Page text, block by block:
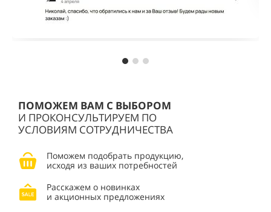
ПОМОЖЕМ ВАМ С ВЫБОРОМ
И ПРОКОНСУЛЬТИРУЕМ ПО
УСЛОВИЯМ СОТРУДНИЧЕСТВА
Поможем подобрать продукцию,
исходя из ваших потребностей
Расскажем о новинках
и акционных предложениях